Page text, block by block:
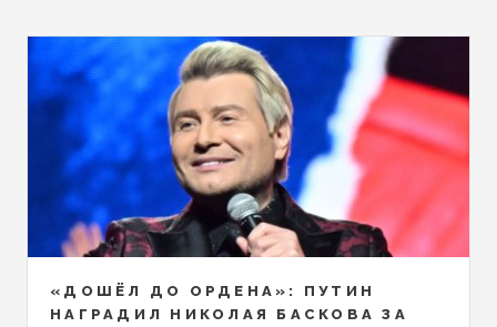
«ДОШЁЛ ДО ОРДЕНА»: ПУТИН
НАГРАДИЛ НИКОЛАЯ БАСКОВА ЗА